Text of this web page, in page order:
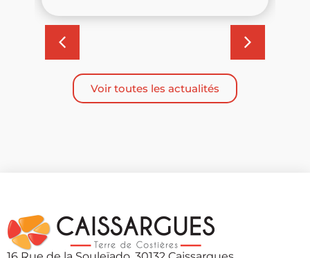
Voir toutes les actualités